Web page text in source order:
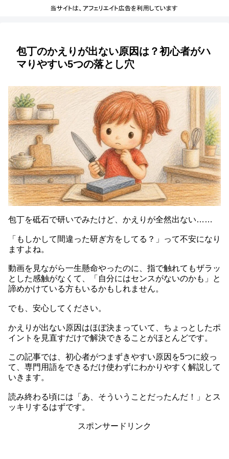
包丁のかえりが出ない原因は？初心者がハ
マりやすい5つの落とし穴
包丁を砥石で研いでみたけど、かえりが全然出ない……
「もしかして間違った研ぎ方をしてる？」って不安になり
ますよね。
動画を見ながら一生懸命やったのに、指で触れてもザラッ
とした感触がなくて、「自分にはセンスがないのかも」と
諦めかけている方もいるかもしれません。
でも、安心してください。
かえりが出ない原因はほぼ決まっていて、ちょっとしたポ
イントを見直すだけで解決できることがほとんどです。
この記事では、初心者がつまずきやすい原因を5つに絞っ
て、専門用語をできるだけ使わずにわかりやすく解説して
いきます。
読み終わる頃には「あ、そういうことだったんだ！」とス
ッキリするはずです。
スポンサードリンク